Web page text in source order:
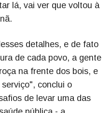
lá, vai ver que voltou à
detalhes, e de fato
de cada povo, a gente
na frente dos bois, e
conclui o
de levar uma das